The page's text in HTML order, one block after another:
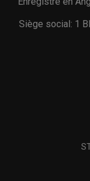
Siège social: 1